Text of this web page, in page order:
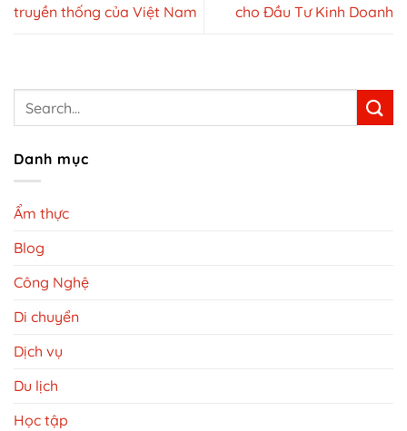
truyền thống của Việt Nam
cho Đầu Tư Kinh Doanh
Danh mục
Ẩm thực
Blog
Công Nghệ
Di chuyển
Dịch vụ
Du lịch
Học tập